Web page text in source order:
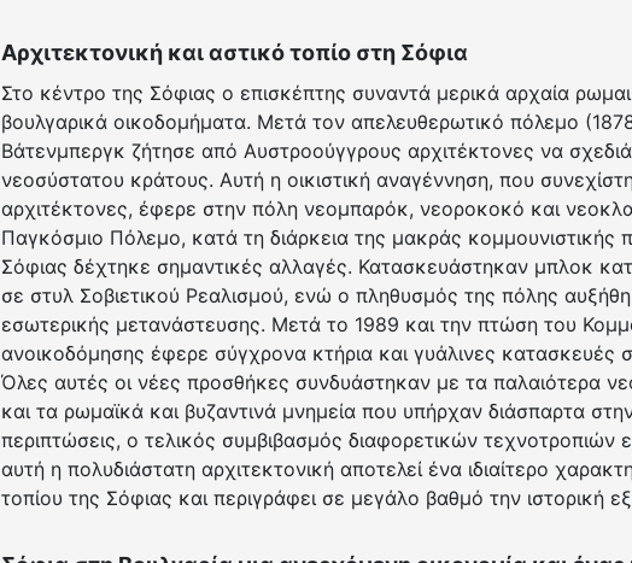
Αρχιτεκτονική και αστικό τοπίο στη Σόφια
Στο κέντρο της Σόφιας ο επισκέπτης συναντά μερικά αρχαία
βουλγαρικά οικοδομήματα. Μετά τον απελευθερωτικό πόλεμο
Βάτενμπεργκ ζήτησε από Αυστροούγγρους αρχιτέκτονες να
νεοσύστατου κράτους. Αυτή η οικιστική αναγέννηση, που
αρχιτέκτονες, έφερε στην πόλη νεομπαρόκ, νεοροκοκό και
Παγκόσμιο Πόλεμο, κατά τη διάρκεια της μακράς κομμουνιστικής
Σόφιας δέχτηκε σημαντικές αλλαγές. Κατασκευάστηκαν μπλοκ
σε στυλ Σοβιετικού Ρεαλισμού, ενώ ο πληθυσμός της πόλης
εσωτερικής μετανάστευσης. Μετά το 1989 και την πτώση του
ανοικοδόμησης έφερε σύγχρονα κτήρια και γυάλινες κατασκευές
Όλες αυτές οι νέες προσθήκες συνδυάστηκαν με τα παλαιότερα
και τα ρωμαϊκά και βυζαντινά μνημεία που υπήρχαν διάσπαρτα
περιπτώσεις, ο τελικός συμβιβασμός διαφορετικών τεχνοτροπιών
αυτή η πολυδιάστατη αρχιτεκτονική αποτελεί ένα ιδιαίτερο
τοπίου της Σόφιας και περιγράφει σε μεγάλο βαθμό την ιστορική